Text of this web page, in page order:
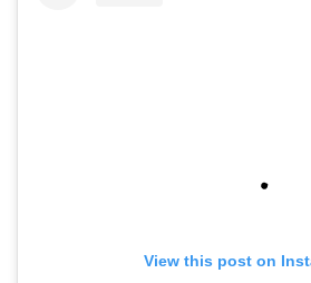
View this post on